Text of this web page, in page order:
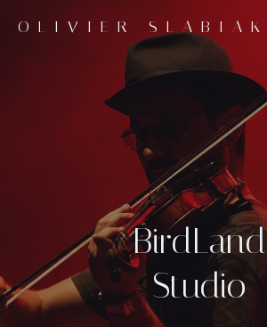
OLIVIER SLABIAK
BirdLand
Studio